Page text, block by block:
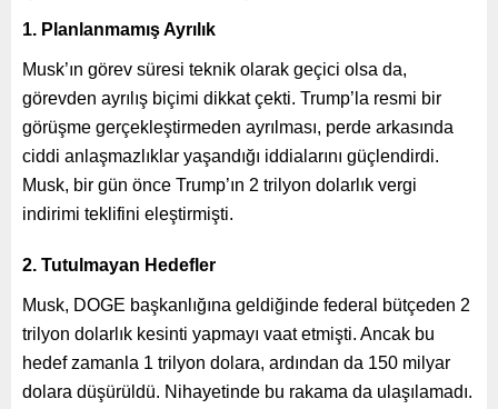
1. Planlanmamış Ayrılık
Musk’ın görev süresi teknik olarak geçici olsa da,
görevden ayrılış biçimi dikkat çekti. Trump’la resmi bir
görüşme gerçekleştirmeden ayrılması, perde arkasında
ciddi anlaşmazlıklar yaşandığı iddialarını güçlendirdi.
Musk, bir gün önce Trump’ın 2 trilyon dolarlık vergi
indirimi teklifini eleştirmişti.
2. Tutulmayan Hedefler
Musk, DOGE başkanlığına geldiğinde federal bütçeden 2
trilyon dolarlık kesinti yapmayı vaat etmişti. Ancak bu
hedef zamanla 1 trilyon dolara, ardından da 150 milyar
dolara düşürüldü. Nihayetinde bu rakama da ulaşılamadı.